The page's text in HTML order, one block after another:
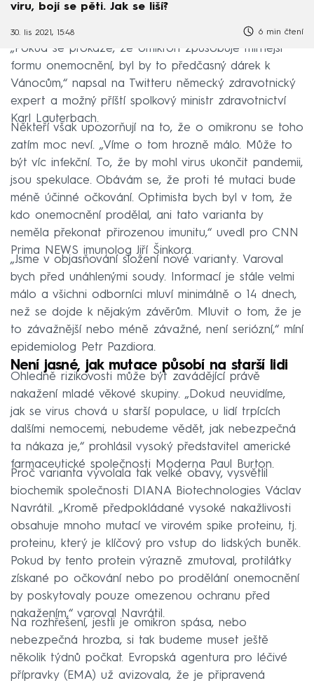
viru, bojí se pěti. Jak se liší?
30. lis 2021, 15:48 6 min čtení
„Pokud se prokáže, že omikron způsobuje mírnější
formu onemocnění, byl by to předčasný dárek k
Vánocům,“ napsal na Twitteru německý zdravotnický
expert a možný příští spolkový ministr zdravotnictví
Karl Lauterbach.
Někteří však upozorňují na to, že o omikronu se toho
zatím moc neví. „Víme o tom hrozně málo. Může to
být víc infekční. To, že by mohl virus ukončit pandemii,
jsou spekulace. Obávám se, že proti té mutaci bude
méně účinné očkování. Optimista bych byl v tom, že
kdo onemocnění prodělal, ani tato varianta by
neměla překonat přirozenou imunitu,“ uvedl pro CNN
Prima NEWS imunolog Jiří Šinkora.
„Jsme v objasňování složení nové varianty. Varoval
bych před unáhlenými soudy. Informací je stále velmi
málo a všichni odborníci mluví minimálně o 14 dnech,
než se dojde k nějakým závěrům. Mluvit o tom, že je
to závažnější nebo méně závažné, není seriózní,“ míní
epidemiolog Petr Pazdiora.
Není jasné, jak mutace působí na starší lidi
Ohledně rizikovosti může být zavádějící právě
nakažení mladé věkové skupiny. „Dokud neuvidíme,
jak se virus chová u starší populace, u lidí trpících
dalšími nemocemi, nebudeme vědět, jak nebezpečná
ta nákaza je,“ prohlásil vysoký představitel americké
farmaceutické společnosti Moderna Paul Burton.
Proč varianta vyvolala tak velké obavy, vysvětlil
biochemik společnosti DIANA Biotechnologies Václav
Navrátil. „Kromě předpokládané vysoké nakažlivosti
obsahuje mnoho mutací ve virovém spike proteinu, tj.
proteinu, který je klíčový pro vstup do lidských buněk.
Pokud by tento protein výrazně zmutoval, protilátky
získané po očkování nebo po prodělání onemocnění
by poskytovaly pouze omezenou ochranu před
nakažením,“ varoval Navrátil.
Na rozhřešení, jestli je omikron spása, nebo
nebezpečná hrozba, si tak budeme muset ještě
několik týdnů počkat. Evropská agentura pro léčivé
přípravky (EMA) už avizovala, že je připravená